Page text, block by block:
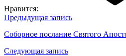
Нравится:
Навигация
по
записям
Предыдущая запись
Соборное послание Святого
Следующая запись